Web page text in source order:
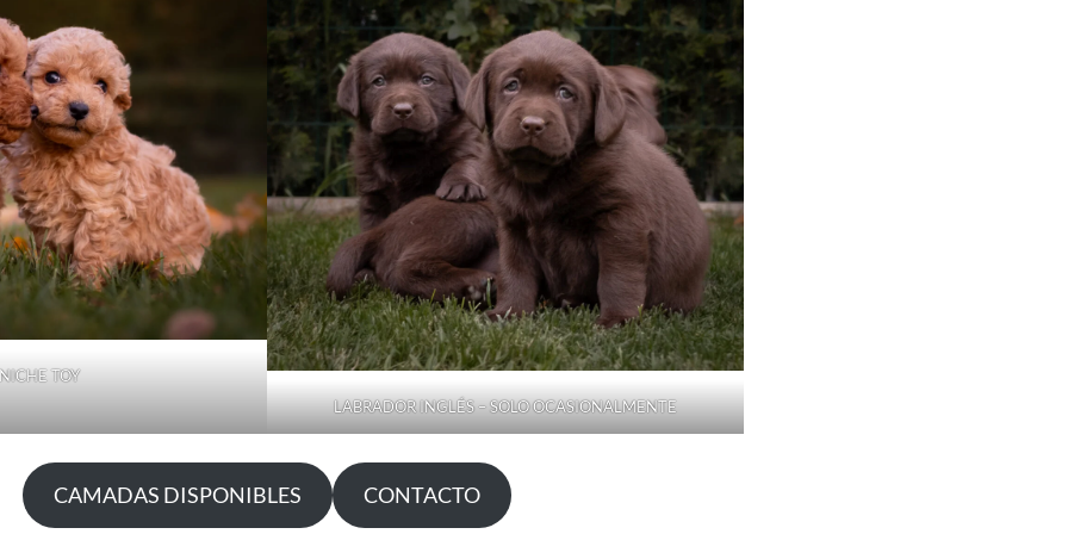
TOY
LABRADOR INGLÉS – SOLO OCASIONALMENTE
CAMADAS DISPONIBLES CONTACTO